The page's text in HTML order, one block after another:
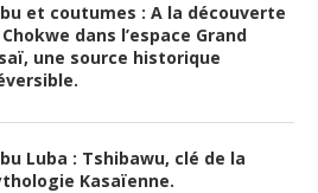
et coutumes : A la découverte
dans l’espace Grand
une source historique
Luba : Tshibawu, clé de la
Kasaïenne.